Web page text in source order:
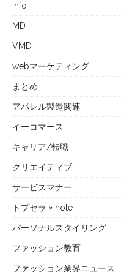
info
MD
VMD
webマーケティング
まとめ
アパレル製造関連
イーコマース
キャリア/転職
クリエイティブ
サービスマナー
トプセラ × note
パーソナルスタイリング
ファッション教育
ファッション業界ニュース